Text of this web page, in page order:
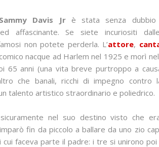
Sammy Davis Jrè stata senza dubbio
affascinante. Se siete incuriositi
non potete perderla. L’attore,
nacque ad Harlem nel 1925 e morì
65 anni (una vita breve purtroppo a
che banali, ricchi di impegno contro
talento artistico straordinario e poliedrico.
nel suo destino visto che
fin da piccolo a ballare da uno zio
cui faceva parte il padre: i tre si unirono poi